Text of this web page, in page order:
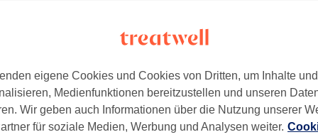
526 Bewertungen
Nord, Hamburg
+
eigene Cookies und Cookies von Dritten, um Inhalte
Medienfunktionen bereitzustellen und unseren
Wir geben auch Informationen über die Nutzung unserer
für soziale Medien, Werbung und Analysen weiter.